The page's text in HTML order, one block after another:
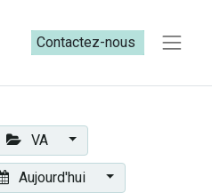
Contactez-nous​​
VA
Aujourd'hui